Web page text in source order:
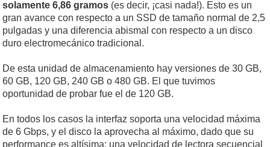
solamente 6,86 gramos (es decir, ¡casi nada!). Esto es un
gran avance con respecto a un SSD de tamaño normal de 2,5
pulgadas y una diferencia abismal con respecto a un disco
duro electromecánico tradicional.
De esta unidad de almacenamiento hay versiones de 30 GB,
60 GB, 120 GB, 240 GB o 480 GB. El que tuvimos
oportunidad de probar fue el de 120 GB.
En todos los casos la interfaz soporta una velocidad máxima
de 6 Gbps, y el disco la aprovecha al máximo, dado que su
performance es altísima: una velocidad de lectora secuencial